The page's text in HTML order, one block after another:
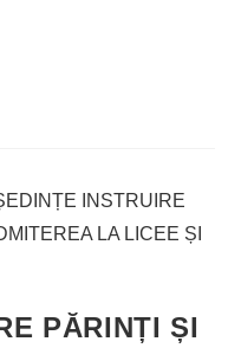
PĂRINȚI ȘI